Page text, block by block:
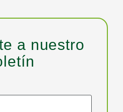
a nuestro